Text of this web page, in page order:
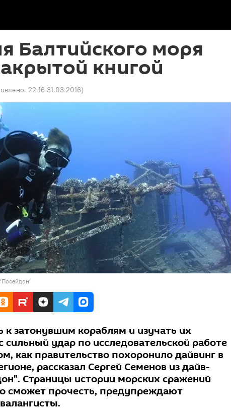
Балтийского моря
книгой
22:16 31.03.2016)
к затонувшим кораблям и изучать их
сильный удар по исследовательской работе
как правительство похоронило дайвинг в
рассказал Сергей Семенов из дайв-
Страницы истории морских сражений
сможет прочесть, предупреждают